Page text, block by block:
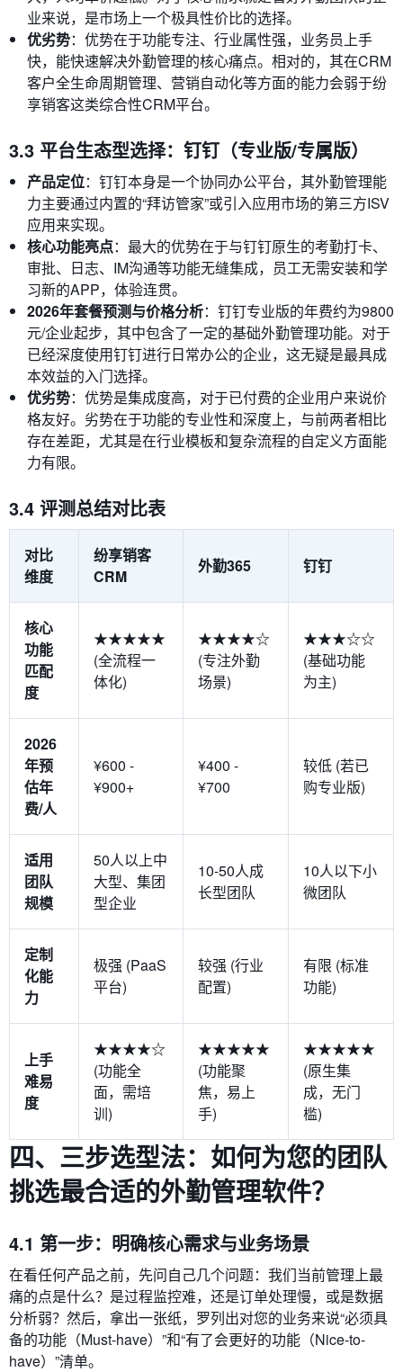
业来说，是市场上一个极具性价比的选择。
优劣势：优势在于功能专注、行业属性强，业务员上手
快，能快速解决外勤管理的核心痛点。相对的，其在CRM
客户全生命周期管理、营销自动化等方面的能力会弱于纷
享销客这类综合性CRM平台。
3.3 平台生态型选择：钉钉（专业版/专属版）
产品定位：钉钉本身是一个协同办公平台，其外勤管理能
力主要通过内置的“拜访管家”或引入应用市场的第三方ISV
应用来实现。
核心功能亮点：最大的优势在于与钉钉原生的考勤打卡、
审批、日志、IM沟通等功能无缝集成，员工无需安装和学
习新的APP，体验连贯。
2026年套餐预测与价格分析：钉钉专业版的年费约为9800
元/企业起步，其中包含了一定的基础外勤管理功能。对于
已经深度使用钉钉进行日常办公的企业，这无疑是最具成
本效益的入门选择。
优劣势：优势是集成度高，对于已付费的企业用户来说价
格友好。劣势在于功能的专业性和深度上，与前两者相比
存在差距，尤其是在行业模板和复杂流程的自定义方面能
力有限。
3.4 评测总结对比表
对比
维度
纷享销客
CRM
外勤365 钉钉
核心
功能
匹配
度
★★★★★
(全流程一
体化)
★★★★☆
(专注外勤
场景)
★★★☆☆
(基础功能
为主)
2026
年预
估年
费/人
¥600 -
¥900+
¥400 -
¥700
较低 (若已
购专业版)
适用
团队
规模
50人以上中
大型、集团
型企业
10-50人成
长型团队
10人以下小
微团队
定制
化能
力
极强 (PaaS
平台)
较强 (行业
配置)
有限 (标准
功能)
上手
难易
度
★★★★☆
(功能全
面，需培
训)
★★★★★
(功能聚
焦，易上
手)
★★★★★
(原生集
成，无门
槛)
四、三步选型法：如何为您的团队
挑选最合适的外勤管理软件？
4.1 第一步：明确核心需求与业务场景
在看任何产品之前，先问自己几个问题：我们当前管理上最
痛的点是什么？是过程监控难，还是订单处理慢，或是数据
分析弱？然后，拿出一张纸，罗列出对您的业务来说“必须具
备的功能（Must-have）”和“有了会更好的功能（Nice-to-
have）”清单。